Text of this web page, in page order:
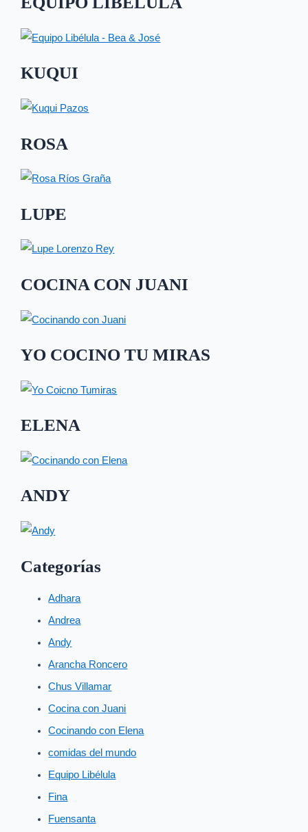
KUQUI
ROSA
LUPE
COCINA CON JUANI
YO COCINO TU MIRAS
ELENA
ANDY
Categorías
Adhara
Andrea
Andy
Arancha Roncero
Chus Villamar
Cocina con Juani
Cocinando con Elena
comidas del mundo
Equipo Libélula
Fina
Fuensanta